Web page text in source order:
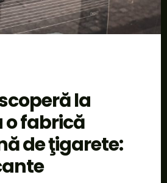
la
o fabrică
de ţigarete: